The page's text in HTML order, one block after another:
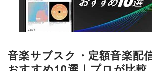
音楽サブスク・定額音楽配